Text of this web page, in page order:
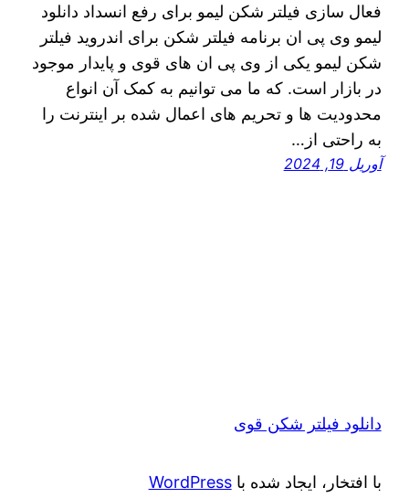
فعال سازی فیلتر شکن لیمو برای رفع انسداد دانلود
لیمو وی پی ان برنامه فیلتر شکن برای اندروید فیلتر
شکن لیمو یکی از وی پی ان‌ های قوی و پایدار موجود
در بازار است. که ما می‌ توانیم به کمک آن انواع
محدودیت ‌ها و تحریم های اعمال شده بر اینترنت را
به راحتی از…
آوریل 19, 2024
دانلود فیلتر شکن قوی
با افتخار، ایجاد شده باWordPress